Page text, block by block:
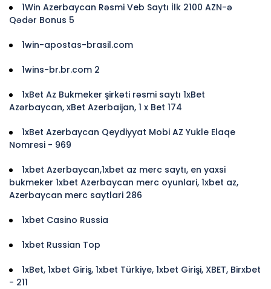
1Win Azerbaycan Rəsmi Veb Saytı İlk 2100 AZN-ə
Qədər Bonus 5
1win-apostas-brasil.com
1wins-br.br.com 2
1xBet Az Bukmeker şirkəti rəsmi saytı 1xBet
Azərbaycan, xBet Azerbaijan, 1 x Bet 174
1xBet Azerbaycan Qeydiyyat Mobi AZ Yukle Elaqe
Nomresi - 969
1xbet Azerbaycan,1xbet az merc saytı, en yaxsi
bukmeker 1xbet Azerbaycan merc oyunlari, 1xbet az,
Azerbaycan merc saytlari 286
1xbet Casino Russia
1xbet Russian Top
1xBet, 1xbet Giriş, 1xbet Türkiye, 1xbet Girişi, XBET, Birxbet
- 211